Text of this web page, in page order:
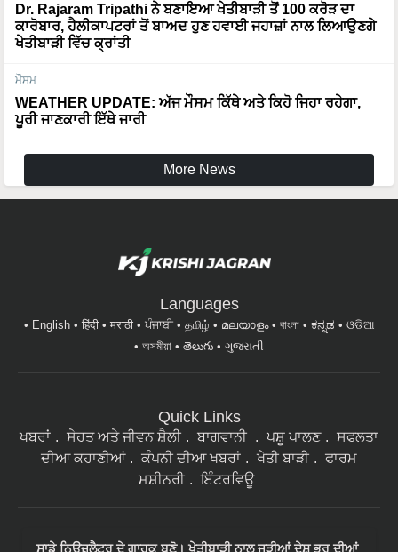
Dr. Rajaram Tripathi ਨੇ ਬਣਾਇਆ ਖੇਤੀਬਾੜੀ ਤੋਂ 100 ਕਰੋੜ ਦਾ
ਕਾਰੋਬਾਰ, ਹੈਲੀਕਾਪਟਰਾਂ ਤੋਂ ਬਾਅਦ ਹੁਣ ਹਵਾਈ ਜਹਾਜ਼ਾਂ ਨਾਲ ਲਿਆਉਣਗੇ
ਖੇਤੀਬਾੜੀ ਵਿੱਚ ਕ੍ਰਾਂਤੀ
ਮੌਸਮ
WEATHER UPDATE: ਅੱਜ ਮੌਸਮ ਕਿੱਥੇ ਅਤੇ ਕਿਹੋ ਜਿਹਾ ਰਹੇਗਾ,
ਪੂਰੀ ਜਾਣਕਾਰੀ ਇੱਥੇ ਜਾਰੀ
More News
Languages
English हिंदी मराठी ਪੰਜਾਬੀ தமிழ் മലയാളം বাংলা ಕನ್ನಡ
ଓଡିଆ
অসমীয়া
తెలుగు ગુજરાતી
Quick Links
ਖਬਰਾਂ ਸੇਹਤ ਅਤੇ ਜੀਵਨ ਸ਼ੈਲੀ ਬਾਗਵਾਨੀ ਪਸ਼ੂ ਪਾਲਣ
ਸਫਲਤਾ
ਦੀਆ ਕਹਾਣੀਆਂ
ਕੰਪਨੀ ਦੀਆ ਖਬਰਾਂ ਖੇਤੀ ਬਾੜੀ
ਫਾਰਮ
ਮਸ਼ੀਨਰੀ
ਇੰਟਰਵਿਊ
ਸਾਡੇ ਨਿਉਜ਼ਲੈਟਰ ਦੇ ਗਾਹਕ ਬਣੋ। ਖੇਤੀਬਾੜੀ ਨਾਲ ਜੁੜੀਆਂ ਦੇਸ਼ ਭਰ ਦੀਆਂ